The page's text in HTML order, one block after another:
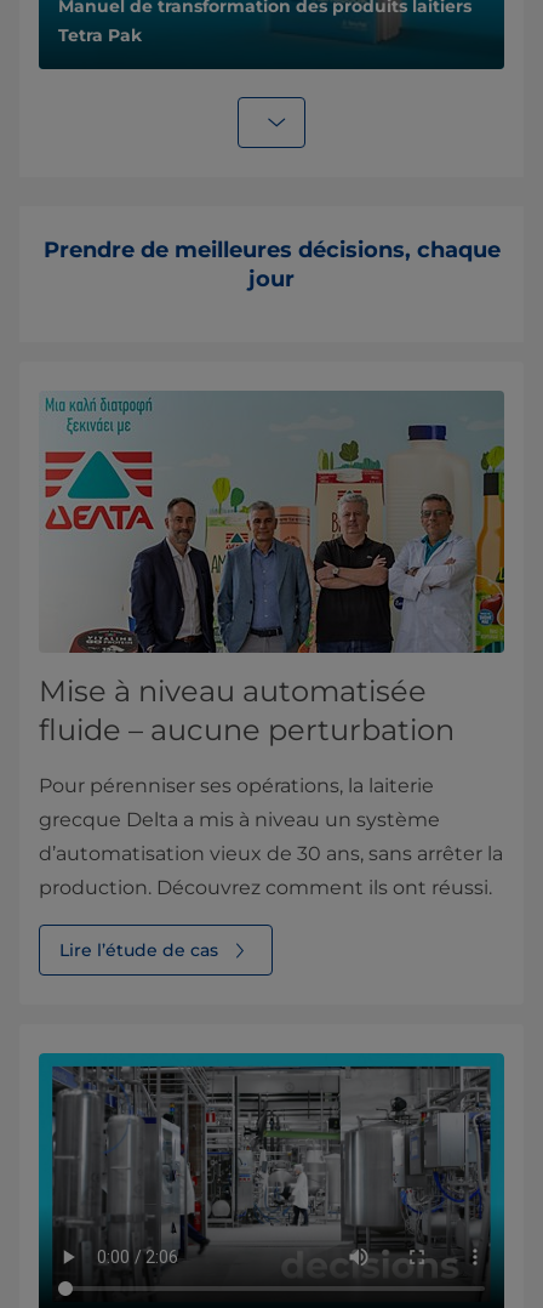
Manuel de transformation des produits laitiers
Tetra Pak
Prendre de meilleures décisions, chaque
jour
Mise à niveau automatisée
fluide – aucune perturbation
Pour pérenniser ses opérations, la laiterie
grecque Delta a mis à niveau un système
d’automatisation vieux de 30 ans, sans arrêter la
production. Découvrez comment ils ont réussi.
Lire l’étude de cas